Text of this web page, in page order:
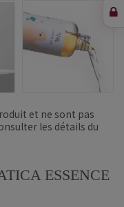
et ne sont pas
les détails du
ESSENCE